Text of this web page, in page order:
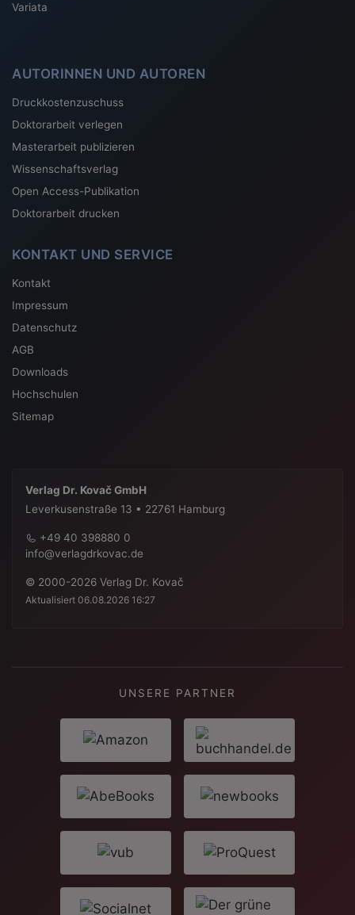
Variata
AUTORINNEN UND AUTOREN
Druckkostenzuschuss
Doktorarbeit verlegen
Masterarbeit publizieren
Wissenschaftsverlag
Open Access-Publikation
Doktorarbeit drucken
KONTAKT UND SERVICE
Kontakt
Impressum
Datenschutz
AGB
Downloads
Hochschulen
Sitemap
Verlag Dr. Kovač GmbH
Leverkusenstraße 13 • 22761 Hamburg
+49 40 398880 0
info@verlagdrkovac.de
© 2000-2026 Verlag Dr. Kovač
Aktualisiert 06.08.2026 16:27
UNSERE PARTNER